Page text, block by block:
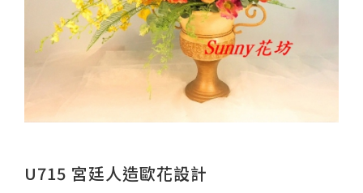
U715 宮廷人造歐花設計